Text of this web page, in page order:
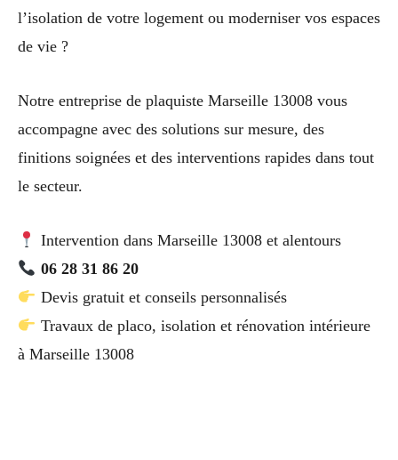
l’isolation de votre logement ou moderniser vos espaces
de vie ?
Notre entreprise de plaquiste Marseille 13008 vous
accompagne avec des solutions sur mesure, des
finitions soignées et des interventions rapides dans tout
le secteur.
Intervention dans Marseille 13008 et alentours
06 28 31 86 20
Devis gratuit et conseils personnalisés
Travaux de placo, isolation et rénovation intérieure
à Marseille 13008